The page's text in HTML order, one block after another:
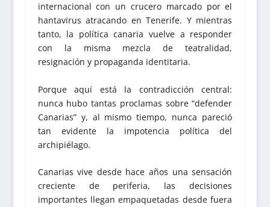
internacional con un crucero marcado por el
hantavirus atracando en Tenerife. Y mientras
tanto, la política canaria vuelve a responder
con la misma mezcla de teatralidad,
resignación y propaganda identitaria.
Porque aquí está la contradicción central:
nunca hubo tantas proclamas sobre “defender
Canarias” y, al mismo tiempo, nunca pareció
tan evidente la impotencia política del
archipiélago.
Canarias vive desde hace años una sensación
creciente de periferia, las decisiones
importantes llegan empaquetadas desde fuera